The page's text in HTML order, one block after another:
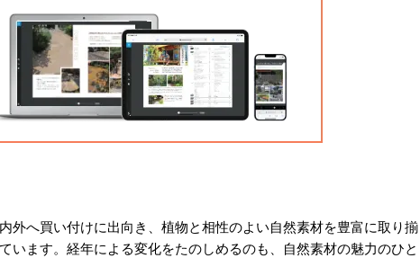
外へ買い付けに出向き、植物と相性のよい自然素材を豊富に取り揃
います。経年による変化をたのしめるのも、自然素材の魅力のひと